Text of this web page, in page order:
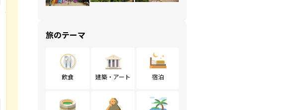
旅のテーマ
飲食 建築・アート 宿泊